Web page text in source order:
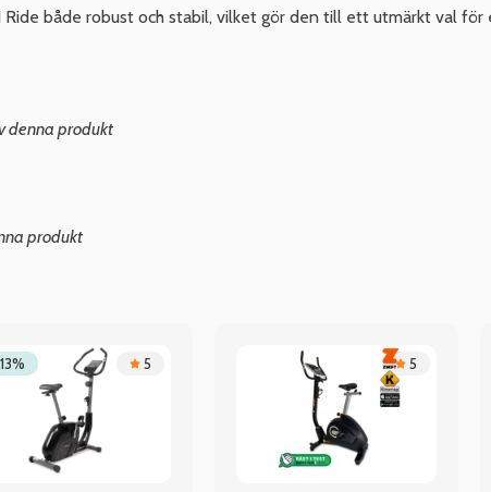
både robust och stabil, vilket gör den till ett utmärkt val
denna produkt
produkt
5 5